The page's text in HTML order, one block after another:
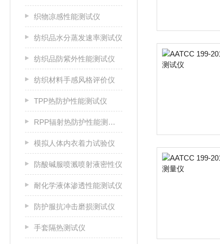
织物凉感性能测试仪
纺织品水分蒸发速率测试仪
纺织品防紫外性能测试仪
纺织材料手感风格评价仪
TPP热防护性能测试仪
RPP辐射热防护性能测试仪
模拟人体内衣着力试验仪
防酸碱服喷溅喷射液密性仪
耐化学液体渗透性能测试仪
防护服抗冲击磨损测试仪
手套隔热测试仪